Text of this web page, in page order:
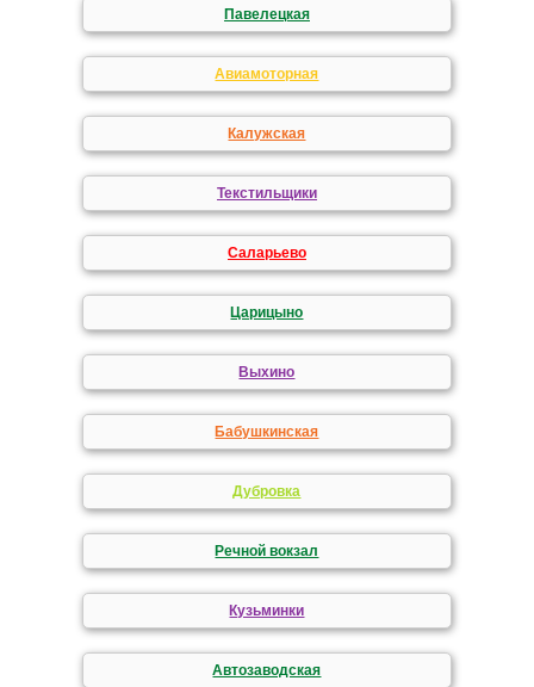
Павелецкая
Авиамоторная
Калужская
Текстильщики
Саларьево
Царицыно
Выхино
Бабушкинская
Дубровка
Речной вокзал
Кузьминки
Автозаводская